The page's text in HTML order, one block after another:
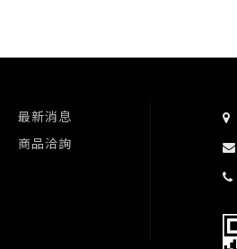
最新消息
商品洽詢